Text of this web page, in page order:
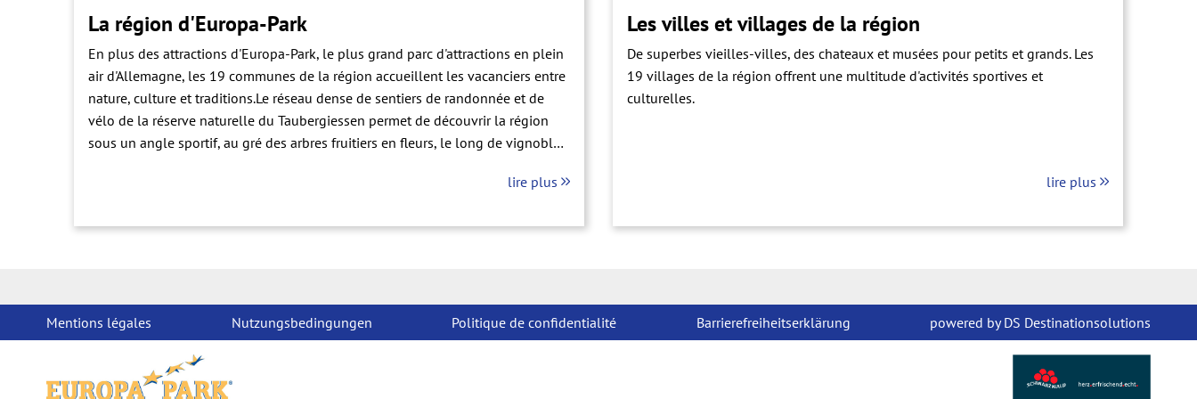
La région d'Europa-Park
En plus des attractions d'Europa-Park, le plus grand parc d'attractions en plein
air d'Allemagne, les 19 communes de la région accueillent les vacanciers entre
nature, culture et traditions.Le réseau dense de sentiers de randonnée et de
vélo de la réserve naturelle du Taubergiessen permet de découvrir la région
sous un angle sportif, au gré des arbres fruitiers en fleurs, le long de vignobles
noire, ainsi que des vins régionaux d'exception et de nombreuses locations de
à la découverte. Le pendant culturel n'est pas en reste: vieilles villes
lire plus
Les villes et villages de la région
De superbes vieilles-villes, des chateaux et musées pour petits et grands. Les
19 villages de la région offrent une multitude d'activités sportives et
culturelles.
lire plus
Mentions légales Nutzungsbedingungen Politique de confidentialité Barrierefreiheitserklärung powered by DS Destinationsolutions